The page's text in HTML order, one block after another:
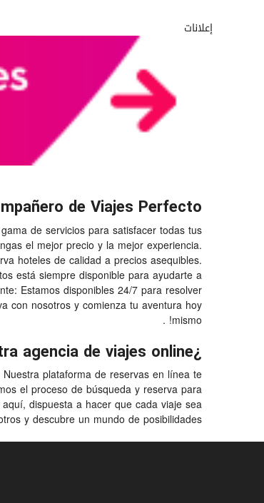
إعلانات
de Viajes Perfecto
de servicios para satisfacer todas tus
el mejor precio y la mejor experiencia.
hoteles de calidad a precios asequibles.
está siempre disponible para ayudarte a
Estamos disponibles 24/7 para resolver
con nosotros y comienza tu aventura hoy
mismo! .
¿Qué puedes encontrar en nuestra agencia de viajes online?
plataforma de reservas en línea te
el proceso de búsqueda y reserva para
dispuesta a hacer que cada viaje sea
y descubre un mundo de posibilidades!